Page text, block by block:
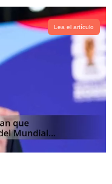
Lea el artículo